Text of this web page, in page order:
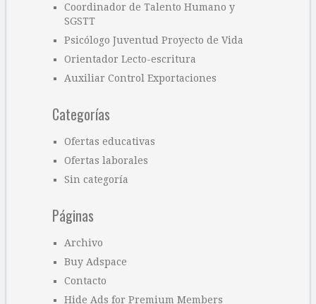
Coordinador de Talento Humano y
SGSTT
Psicólogo Juventud Proyecto de Vida
Orientador Lecto-escritura
Auxiliar Control Exportaciones
Categorías
Ofertas educativas
Ofertas laborales
Sin categoría
Páginas
Archivo
Buy Adspace
Contacto
Hide Ads for Premium Members